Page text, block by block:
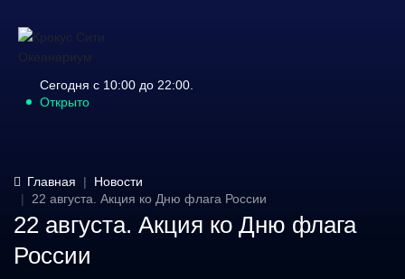
Сегодня с 10:00 до 22:00.
Открыто
Главная
Новости
22 августа. Акция ко Дню флага России
22 августа. Акция ко Дню флага
России